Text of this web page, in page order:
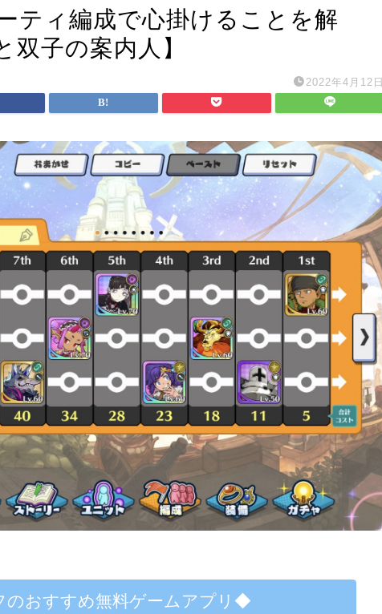
ティ編成で心掛けることを解
双子の案内人】
2022年4月12日
おすすめ無料ゲームアプリ◆